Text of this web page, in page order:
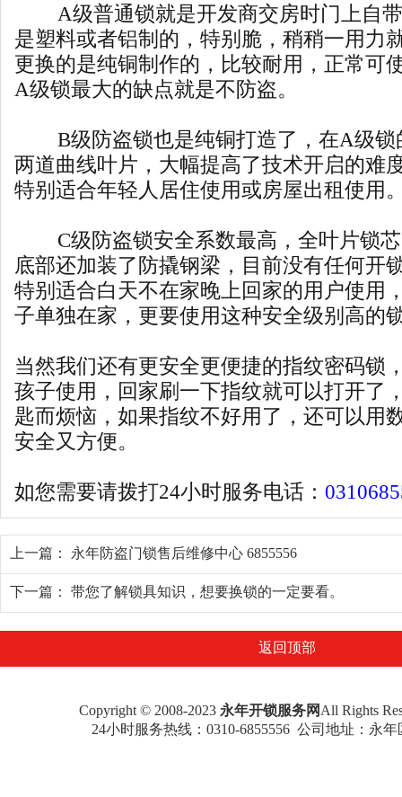
A级普通锁就是开发商交房时门上自带
是塑料或者铝制的，特别脆，稍稍一用力
更换的是纯铜制作的，比较耐用，正常可
A级锁最大的缺点就是不防盗。
B级防盗锁也是纯铜打造了，在A级锁
两道曲线叶片，大幅提高了技术开启的难
特别适合年轻人居住使用或房屋出租使用
C级防盗锁安全系数最高，全叶片锁
底部还加装了防撬钢梁，目前没有任何开
特别适合白天不在家晚上回家的用户使用
子单独在家，更要使用这种安全级别高的
当然我们还有更安全更便捷的指纹密码锁
孩子使用，回家刷一下指纹就可以打开了
匙而烦恼，如果指纹不好用了，还可以用
安全又方便。
如您需要请拨打24小时服务电话：
上一篇： 永年防盗门锁售后维修中心 6855556
下一篇： 带您了解锁具知识，想要换锁的一定要看。
返回顶部
Copyright © 2008-2023 永年开锁服务网 All Rights
24小时服务热线： 0310-6855556公司地址：永年